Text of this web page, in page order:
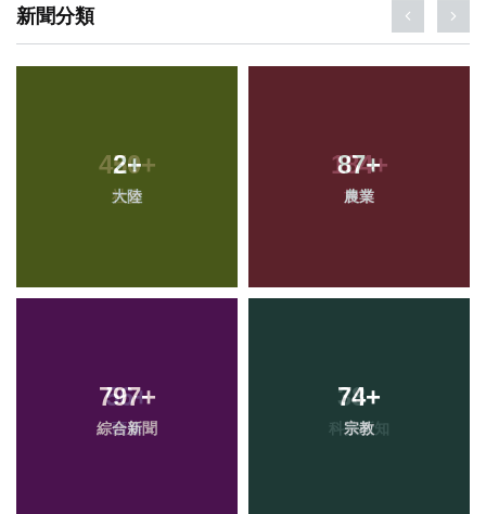
新聞分類
2+
大陸
87+
農業
797+
綜合新聞
74+
宗教